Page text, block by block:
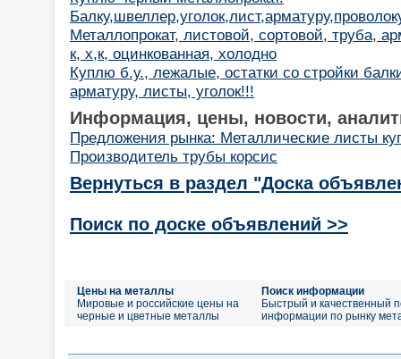
Металлопрокат, листовой, сортовой, труба,
к, х,к, оцинкованная, холодно
Куплю б.у., лежалые, остатки со стройки
арматуру, листы, уголок!!!
Информация, цены, новости,
Предложения рынка: Металлические листы
Производитель трубы корсис
Вернуться в раздел "Доска
Поиск по доске объявлений >>
Цены на металлы
Мировые и российские цены на
черные и цветные металлы
Поиск информации
Быстрый и качественный
информации по рынку